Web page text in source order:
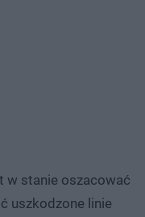
w stanie oszacować
uszkodzone linie